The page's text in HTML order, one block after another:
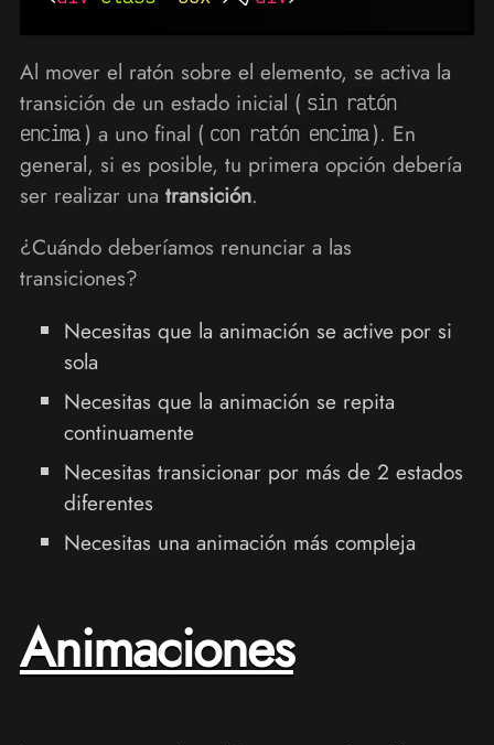
Al mover el ratón sobre el elemento, se activa la
transición de un estado inicial ( sin ratón
encima ) a uno final ( con ratón encima ). En
general, si es posible, tu primera opción debería
ser realizar una transición.
¿Cuándo deberíamos renunciar a las
transiciones?
Necesitas que la animación se active por si
sola
Necesitas que la animación se repita
continuamente
Necesitas transicionar por más de 2 estados
diferentes
Necesitas una animación más compleja
Animaciones